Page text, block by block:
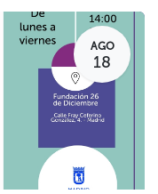
AGO
18